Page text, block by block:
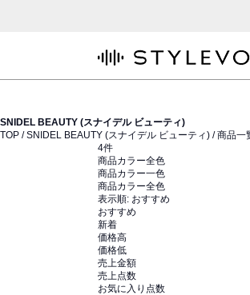
SNIDEL BEAUTY (スナイデル ビューティ)
TOP /SNIDEL BEAUTY (スナイデル ビューティ) / 商品一
4件
商品カラー全色
商品カラー一色
商品カラー全色
表示順: おすすめ
おすすめ
新着
価格高
価格低
売上金額
売上点数
お気に入り点数